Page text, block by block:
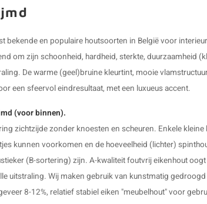
bekende en populaire houtsoorten in België voor interieur
om zijn schoonheid, hardheid, sterkte, duurzaamheid
De warme (geel)bruine kleurtint, mooie
een sfeervol eindresultaat, met een luxueus accent.
(voor binnen).
zichtzijde zonder knoesten en scheuren. Enkele kleine
kunnen voorkomen en de hoeveelheid (lichter)
(B-sortering) zijn. A-kwaliteit foutvrij eikenhout
uitstraling. Wij maken gebruik van kunstmatig
8-12%, relatief stabiel eiken "meubelhout" voor